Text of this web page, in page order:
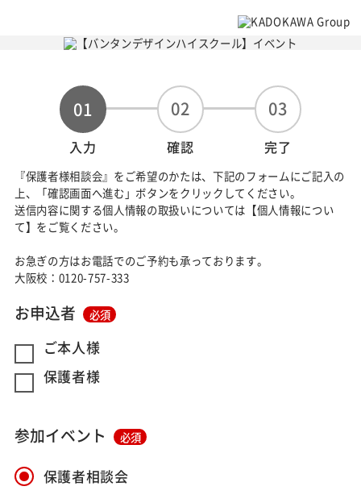
01
入力
02
確認
03
完了
『保護者様相談会』をご希望のかたは、下記のフォームにご記入の
上、「確認画面へ進む」ボタンをクリックしてください。
送信内容に関する個人情報の取扱いについては【個人情報につい
て】をご覧ください。
お急ぎの方はお電話でのご予約も承っております。
大阪校：0120-757-333
お申込者 必須
ご本人様
保護者様
参加イベント 必須
保護者相談会